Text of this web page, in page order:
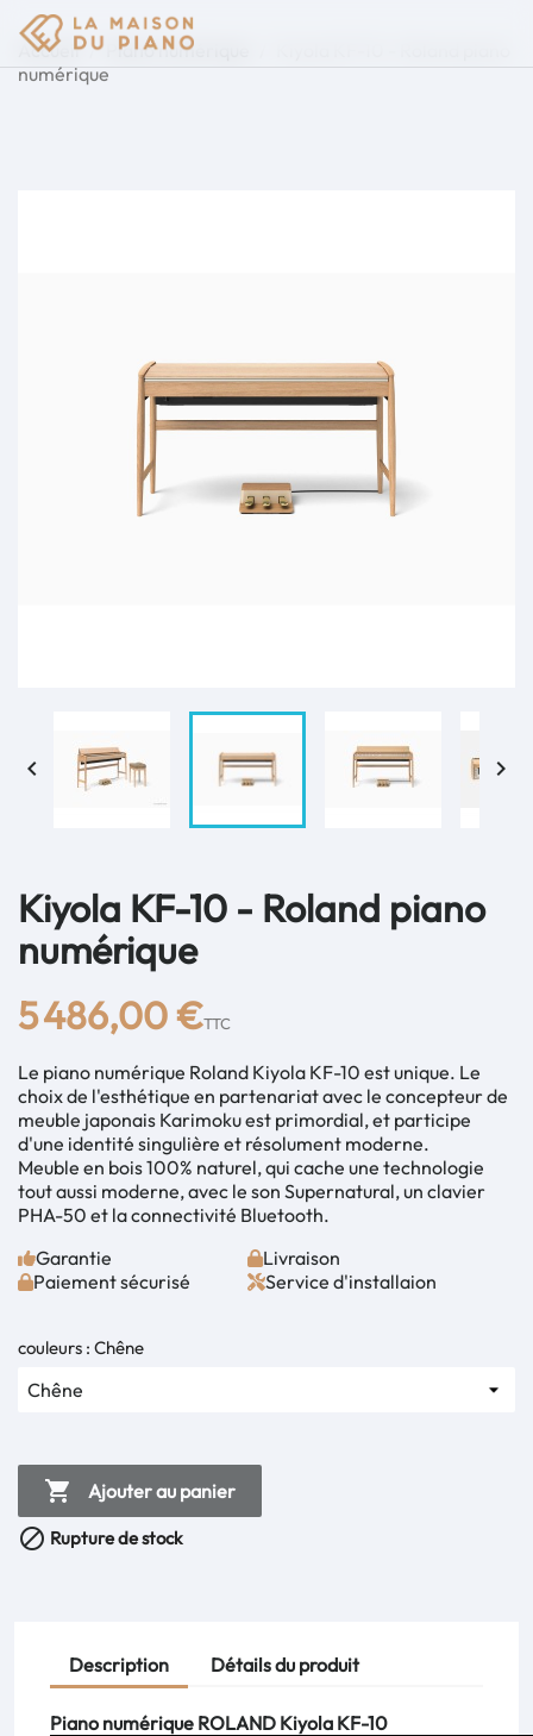
Accueil Piano numérique
numérique
 
Kiyola KF-10 - Roland piano
numérique
5 486,00 €TTC
Le piano numérique Roland Kiyola KF-10 est unique. Le
choix de l'esthétique en partenariat avec le concepteur de
meuble japonais Karimoku est primordial, et participe
d'une identité singulière et résolument moderne.
Meuble en bois 100% naturel, qui cache une technologie
tout aussi moderne, avec le son Supernatural, un clavier
PHA-50 et la connectivité Bluetooth.
Garantie
Livraison
Paiement sécurisé
Service d'installaion
couleurs : Chêne
 Ajouter au panier
 Rupture de stock
Description Détails du produit
Piano numérique ROLAND Kiyola KF-10